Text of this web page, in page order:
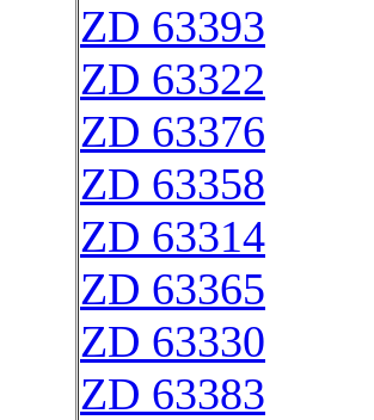
ZD 63393
ZD 63322
ZD 63376
ZD 63358
ZD 63314
ZD 63365
ZD 63330
ZD 63383